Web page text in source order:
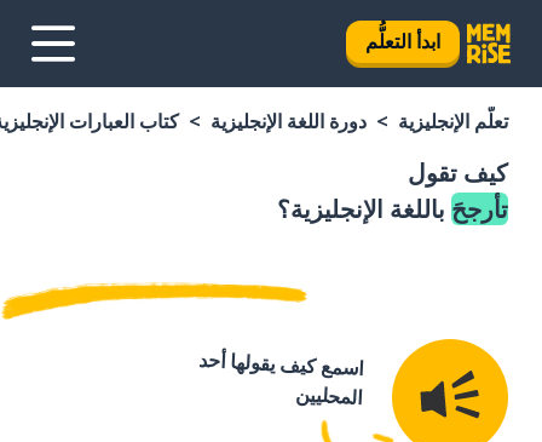
ابدأ التعلُّم
تعلَّم الإنجليزية دورة اللغة الإنجليزية كتاب العبارات
كيف تقول
تأرجحَ باللغة الإنجليزية؟
اسمع كيف يقولها أحد
المحليين